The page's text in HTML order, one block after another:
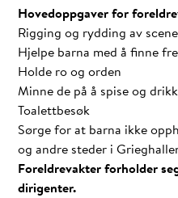
Hovedoppgaver for
Rigging og rydding av
Hjelpe barna med å finne
Holde ro og orden
Minne de på å spise og
Toalettbesøk
Sørge for at barna ikke
og andre steder i
Foreldrevakter forholder
dirigenter.